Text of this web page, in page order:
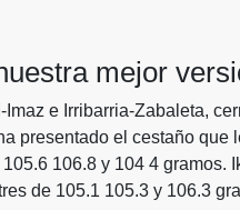
mejor
e Irribarria-Zabaleta,
presentado el cestaño que
106.8 y 104 4 gramos.
de 105.1 105.3 y 106.3